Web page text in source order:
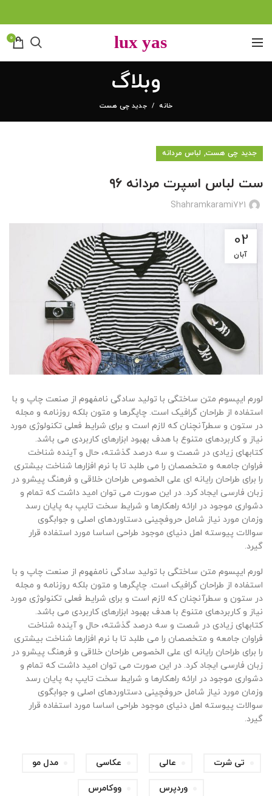
0
وبلاگ
خانه جدید چی هست
جدید چی هست, لباس مردانه
ست لباس اسپرت مردانه ۹۶
Shahramkarami721
02
آبان
لورم ایپسوم متن ساختگی با تولید سادگی نامفهوم از صنعت چاپ و با
استفاده از طراحان گرافیک است. چاپگرها و متون بلکه روزنامه و مجله
در ستون و سطرآنچنان که لازم است و برای شرایط فعلی تکنولوژی مورد
نیاز و کاربردهای متنوع با هدف بهبود ابزارهای کاربردی می باشد.
کتابهای زیادی در شصت و سه درصد گذشته، حال و آینده شناخت
فراوان جامعه و متخصصان را می طلبد تا با نرم افزارها شناخت بیشتری
را برای طراحان رایانه ای علی الخصوص طراحان خلاقی و فرهنگ پیشرو در
زبان فارسی ایجاد کرد. در این صورت می توان امید داشت که تمام و
دشواری موجود در ارائه راهکارها و شرایط سخت تایپ به پایان رسد
وزمان مورد نیاز شامل حروفچینی دستاوردهای اصلی و جوابگوی
سوالات پیوسته اهل دنیای موجود طراحی اساسا مورد استفاده قرار
گیرد.
لورم ایپسوم متن ساختگی با تولید سادگی نامفهوم از صنعت چاپ و با
استفاده از طراحان گرافیک است. چاپگرها و متون بلکه روزنامه و مجله
در ستون و سطرآنچنان که لازم است و برای شرایط فعلی تکنولوژی مورد
نیاز و کاربردهای متنوع با هدف بهبود ابزارهای کاربردی می باشد.
کتابهای زیادی در شصت و سه درصد گذشته، حال و آینده شناخت
فراوان جامعه و متخصصان را می طلبد تا با نرم افزارها شناخت بیشتری
را برای طراحان رایانه ای علی الخصوص طراحان خلاقی و فرهنگ پیشرو در
زبان فارسی ایجاد کرد. در این صورت می توان امید داشت که تمام و
دشواری موجود در ارائه راهکارها و شرایط سخت تایپ به پایان رسد
وزمان مورد نیاز شامل حروفچینی دستاوردهای اصلی و جوابگوی
سوالات پیوسته اهل دنیای موجود طراحی اساسا مورد استفاده قرار
گیرد.
تی شرت عالی عکاسی مدل مو
وردپرس ووکامرس